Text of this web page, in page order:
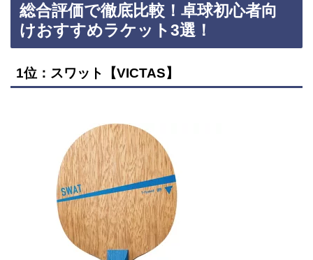
総合評価で徹底比較！卓球初心者向
けおすすめラケット3選！
1位：スワット【VICTAS】